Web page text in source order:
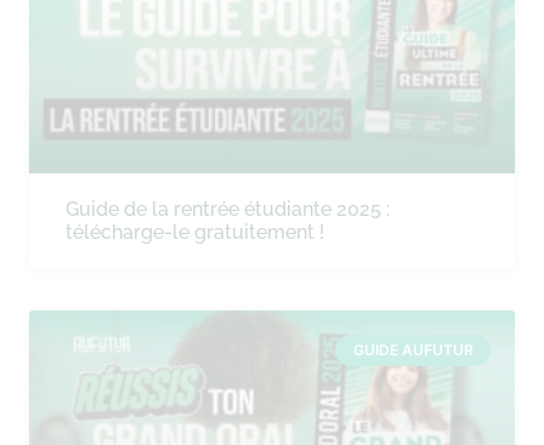
Guide de la rentrée étudiante 2025 :
télécharge-le gratuitement !
GUIDE AUFUTUR